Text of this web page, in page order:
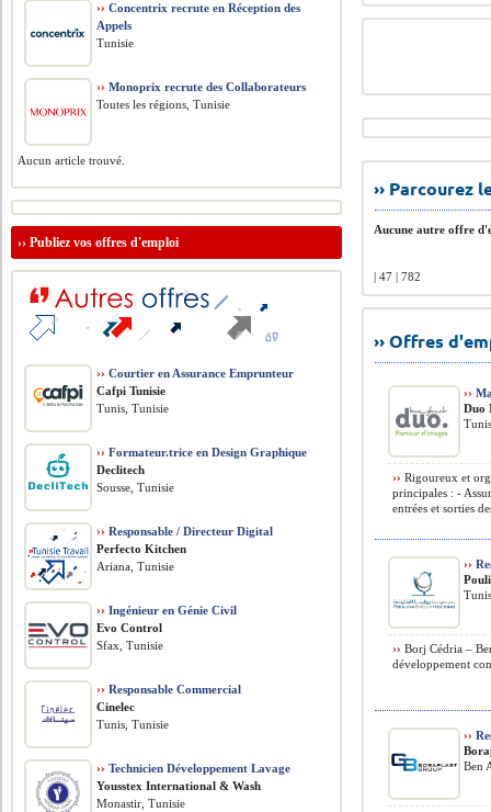
››
Aucune autre offre
| 47 | 782
›› Offres
››
Duo
›› Rigoureux et
principales : -
entrées et sorties
››
›› Borj Cédria –
développement
››
Ben
›› Concentrix recrute en Réception des
Appels
Tunisie
›› Monoprix recrute des Collaborateurs
Toutes les régions, Tunisie
Aucun article trouvé.
››Publiez vos offres d'emploi
›› Courtier en Assurance Emprunteur
Cafpi Tunisie
Tunis, Tunisie
›› Formateur.trice en Design Graphique
Declitech
Sousse, Tunisie
›› Responsable / Directeur Digital
Perfecto Kitchen
Ariana, Tunisie
›› Ingénieur en Génie Civil
Evo Control
Sfax, Tunisie
›› Responsable Commercial
Cinelec
Tunis, Tunisie
›› Technicien Développement Lavage
Yousstex International & Wash
Monastir, Tunisie